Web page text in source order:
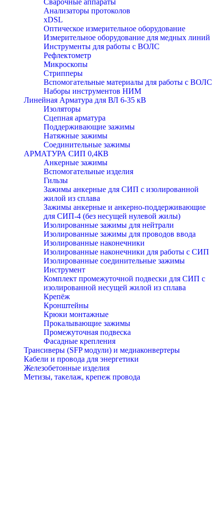
Сварочные аппараты
Анализаторы протоколов
xDSL
Оптическое измерительное оборудование
Измерительное оборудование для медных линий
Инструменты для работы с ВОЛС
Рефлектометр
Микроскопы
Стрипперы
Вспомогательные материалы для работы с ВОЛС
Наборы инструментов НИМ
Линейная Арматура для ВЛ 6-35 кВ
Изоляторы
Сцепная арматура
Поддерживающие зажимы
Натяжные зажимы
Соединительные зажимы
АРМАТУРА СИП 0,4КВ
Анкерные зажимы
Вспомогательные изделия
Гильзы
Зажимы анкерные для СИП с изолированной
жилой из сплава
Зажимы анкерные и анкерно-поддерживающие
для СИП-4 (без несущей нулевой жилы)
Изолированные зажимы для нейтрали
Изолированные зажимы для проводов ввода
Изолированные наконечники
Изолированные наконечники для работы с СИП
Изолированные соединительные зажимы
Инструмент
Комплект промежуточной подвески для СИП с
изолированной несущей жилой из сплава
Крепёж
Кронштейны
Крюки монтажные
Прокалывающие зажимы
Промежуточная подвеска
Фасадные крепления
Трансиверы (SFP модули) и медиаконвертеры
Кабели и провода для энергетики
Железобетонные изделия
Метизы, такелаж, крепеж провода